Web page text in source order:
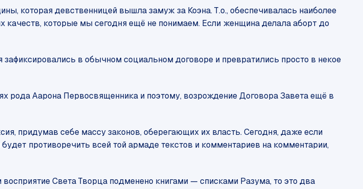
которая девственницей вышла замуж за Коэна. Т.о., обеспечивалась наиболее
которые мы сегодня ещё не понимаем. Если женщина делала аборт до
в обычном социальном договоре и превратились просто в некое
рода Аарона Первосвященника и поэтому, возрождение Договора Завета ещё в
придумав себе массу законов, оберегающих их власть. Сегодня, даже если
противоречить всей той армаде текстов и комментариев на комментарии,
восприятие Света Творца подменено книгами — списками Разума, то это два